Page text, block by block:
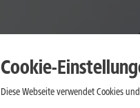
Cookie-
Diese Webseite verwendet Cookies